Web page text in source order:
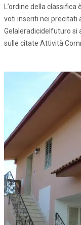
L’ordine della
voti inseriti nei precitati
Gelaleradicidelfuturo si
sulle citate Attività